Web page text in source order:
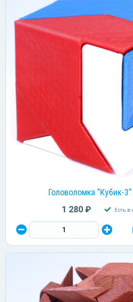
Головоломка "Кубик-
1 280 ₽ Есть в